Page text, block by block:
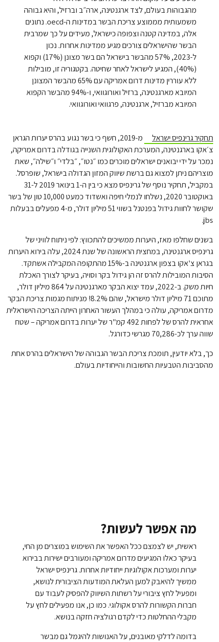
מהגבוהות בעולם, לצד ארגנטינה, ארה״ב וברזיל, והיא גבוהה
משמעותית מממוצע צריכת הבשר במדינות ה-oecd. נתונים
אלה, במדינה קטנה וצפופה כישראל, מעידים על כך שמרבית
הבשר שהישראלים צורכים מגיע ממדינות אחרות. נכון
ל-2023, 57% מהבשר בישראל הם בשר מצונן (17%) וקפוא
(40%), המגיע לישראל לאחר שחיטה. בקטגוריה זו, מובילות
ללא עוררין מדינות דרום אמריקה עם 65% מהבשר המצונן
המיובא מארגנטינה, ברזיל ואורוגוואי, ו-94% מהבשר הקפוא
המיובא מברזיל, ארגנטינה, פרגוואי ואורוגוואי.
תחקיר גרינפיס ישראל
מ-2019, חשף כי בשר נגוע בהרס יערות הגראן
צ׳אקו בארגנטינה, המערכת האקולוגית השנייה בגודלה בדרום אמריקה,
נמכר על ידי יבואנים ישראלים מוכרים כמו ״נטו״, ״בלדי״ ו״שילה״, שאת
מוצריהם ניתן למצוא גם ברשת שיווק המזון הגדולה בישראל, שופרסל.
במקביל, תחקיר נוסף של גרינפיס מצא כי בין ה-1 בינואר 2019 ל-31
באוקטובר 2020, נשלחו לנמלי חיפה ואשדוד כמעט 10,000 טון של בשר
שקושר לחוות גידול בפנטנל בשווי 51 מיליון דולר, מ-4 מפעלים בבעלות
jbs.
בשנים שחלפו מאז, היערות ממשיכים להתכווץ: לפי ניתוח לוויני של
גרינפיס ארגנטינה, במחצית הראשונה של שנת 2024, עלה בירוא היערות
בגראן צ'אקו בצפון ארגנטינה ב-15% מהתקופה המקבילה אשתקד.
הסיבות המובילות להרס זה הן גידול בקר וסויה, בעיקר לצורך האכלת
חיות משק. ב-2022, עמד יצוא הבקר מארגנטינה על 864 מיליון דולר,
מתוכם 71 מיליון דולר מישראל, שהם 8.2%! מניתוח מגמות צריכת הבקר
מדרום אמריקה, עולה כי במהלך העשור האחרון הייתה הצריכה הישראלית
אחראית להרס של לפחות 492 קמ"ר של יערות בדרום אמריקה – שטח
שווה ערך לכ-70,286 מגרשי כדורגל.
כך, בלא יודעין, תומכת צריכת הבשר הגבוהה של הישראלים בהרס אחת
מהסביבות הטבעיות החשובות והייחודיות בעולם.
מה אפשר לעשות?
ראשית, יש לצמצם ככל האפשר את השימוש במוצרים מן החי,
בעיקר כאלו המגיעים מדרום אמריקה ומעורבים ישירות בבירוא
יערות ומערכות אקולוגיות ייחודיות אחרות. גרינפיס ישראל
ממשיך להיאבק למען העלאת המודעות הציבורית לנושא,
ומפעיל לחץ ציבורי על רשתות השיווק להפסיק לעבוד עם
חברות הקשורות להרס אקולוגי. כמו כן, אנו מפעילים לחץ על
מקבלי ההחלטות כדי לקדם רגולציה חזקה בנושא.
בדומה לדלקי מאובנים, על האנושות להיגמל גם מבשר